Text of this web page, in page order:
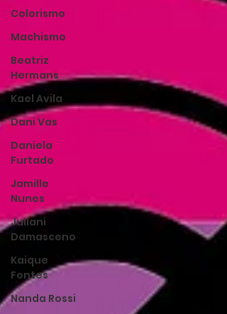
Colorismo
Machismo
Beatriz
Hermans
Kael Avila
Dani Vas
Daniela
Furtado
Jamille
Nunes
Juliani
Damasceno
Kaique
Fontes
Nanda Rossi